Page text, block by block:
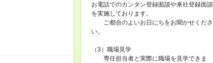
お電話でのカンタン登録面談や来社登録面談
を実施しております。
ご都合のよいお日にちをお聞かせくださ
い。
（3）職場見学
専任担当者と実際に職場を見学できま